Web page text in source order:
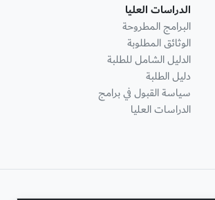
الدراسات العليا
البرامج المطروحة
الوثائق المطلوبة
الدليل الشامل للطلبة
دليل الطلبة
سياسة القبول في برامج
الدراسات العليا